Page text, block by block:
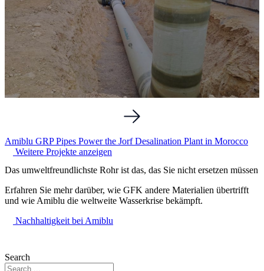
Amiblu GRP Pipes Power the Jorf Desalination Plant in Morocco
Weitere Projekte anzeigen
Das umweltfreundlichste Rohr ist das, das Sie nicht ersetzen müssen
Erfahren Sie mehr darüber, wie GFK andere Materialien übertrifft
und wie Amiblu die weltweite Wasserkrise bekämpft.
Nachhaltigkeit bei Amiblu
Search